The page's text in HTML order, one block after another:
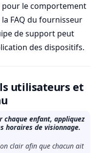
le comportement
FAQ du fournisseur
de support peut
des dispositifs.
utilisateurs et
chaque enfant, appliquez
horaires de visionnage.
clair afin que chacun ait